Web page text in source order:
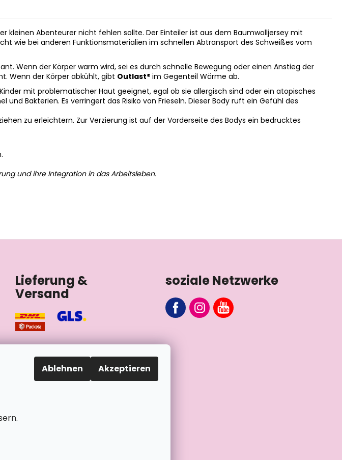
Ablehnen Akzeptieren
kleinen Abenteurer nicht fehlen sollte. Der Einteiler ist aus dem Baumwolljersey mit
wie bei anderen Funktionsmaterialien im schnellen Abtransport des Schweißes vom
Wenn der Körper warm wird, sei es durch schnelle Bewegung oder einen Anstieg der
Wenn der Körper abkühlt, gibt Outlast® im Gegenteil Wärme ab.
mit problematischer Haut geeignet, egal ob sie allergisch sind oder ein atopisches
Bakterien. Es verringert das Risiko von Frieseln. Dieser Body ruft ein Gefühl des
zu erleichtern. Zur Verzierung ist auf der Vorderseite des Bodys ein bedrucktes
und ihre Integration in das Arbeitsleben.
Lieferung &
Versand
soziale Netzwerke